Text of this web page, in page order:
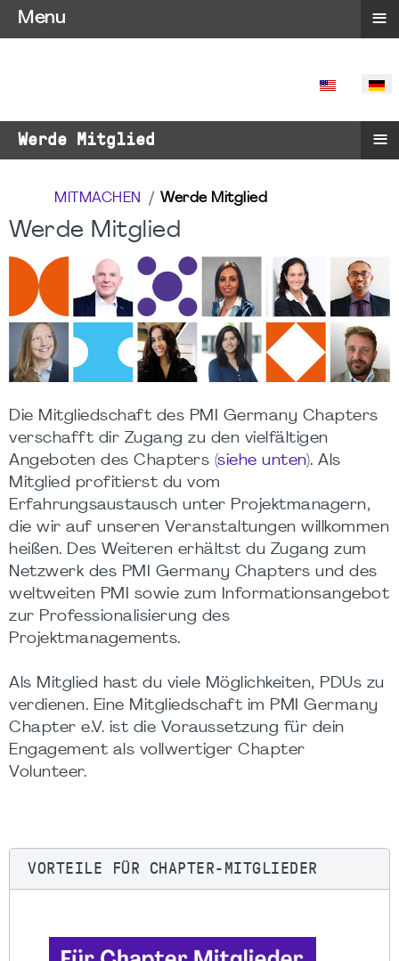
SPRACHE
Werde Mitglied ≡
MITMACHEN Werde Mitglied
Werde Mitglied
Die Mitgliedschaft des PMI Germany Chapters
verschafft dir Zugang zu den vielfältigen
Angeboten des Chapters (siehe unten). Als
Mitglied profitierst du vom
Erfahrungsaustausch unter Projektmanagern,
die wir auf unseren Veranstaltungen willkommen
heißen. Des Weiteren erhältst du Zugang zum
Netzwerk des PMI Germany Chapters und des
weltweiten PMI sowie zum Informationsangebot
zur Professionalisierung des
Projektmanagements.
Als Mitglied hast du viele Möglichkeiten, PDUs zu
verdienen. Eine Mitgliedschaft im PMI Germany
Chapter e.V. ist die Voraussetzung für dein
Engagement als vollwertiger Chapter
Volunteer.
VORTEILE FÜR CHAPTER-MITGLIEDER
Menu ≡